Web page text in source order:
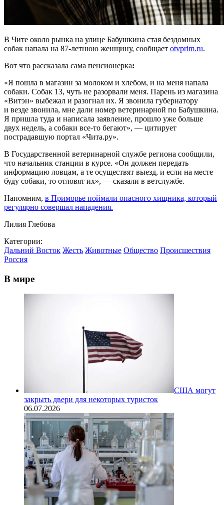
В Чите около рынка на улице Бабушкина стая бездомных
собак напала на 87-летнюю женщину, сообщает otvprim.ru.
Вот что рассказала сама пенсионерка:
«Я пошла в магазин за молоком и хлебом, и на меня напала
собаки. Собак 13, чуть не разорвали меня. Парень из магазина
«Витэн» выбежал и разогнал их. Я звонила губернатору
и везде звонила, мне дали номер ветеринарной по Бабушкина.
Я пришла туда и написала заявление, прошло уже больше
двух недель, а собаки все-то бегают», — цитирует
пострадавшую портал «Чита.ру».
В Государственной ветеринарной службе региона сообщили,
что начальник станции в курсе. «Он должен передать
информацию ловцам, а те осуществят выезд, и если на месте
буду собаки, то отловят их», — сказали в ветслужбе.
Напомним, в Приморье поймали опасного хищника, который
регулярно совершал нападения.
Лилия Глебова
Категории:
Дальний Восток Жесть Животные Общество Происшествия
Россия
В мире
США могут
закрыть двери для некоторых туристок
06.07.2026